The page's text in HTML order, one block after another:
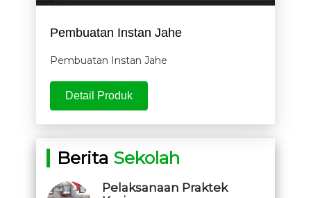
Pembuatan Instan Jahe
Pembuatan Instan Jahe
Detail Produk
Berita Sekolah
Pelaksanaan Praktek